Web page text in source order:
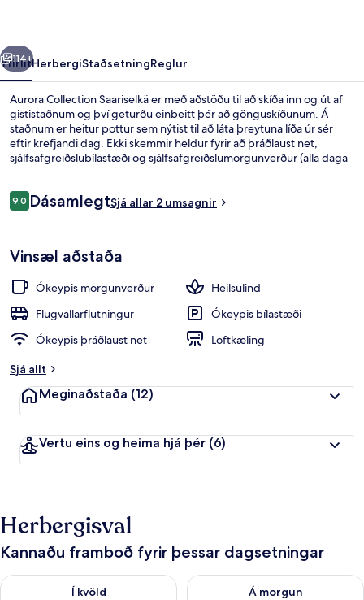
Næsta
114+
YfirlitHerbergiStaðsetningReglur
Aurora Collection Saariselkä er með aðstöðu til að skíða inn og út af
gististaðnum og því geturðu einbeitt þér að gönguskíðunum. Á
staðnum er heitur pottur sem nýtist til að láta þreytuna líða úr sér
eftir krefjandi dag. Ekki skemmir heldur fyrir að þráðlaust net,
sjálfsafgreiðslubílastæði og sjálfsafgreiðslumorgunverður (alla daga
boði.
Umsagnir
9,09,0 af 10
DásamlegtSjá allar 2 umsagnir
Vinsæl aðstaða
Ókeypis morgunverður
Heilsulind
Flugvallarflutningur
Ókeypis bílastæði
Ókeypis þráðlaust net
Loftkæling
Sjá allt
Meginaðstaða (12)
Vertu eins og heima hjá þér (6)
Herbergisval
Kannaðu framboð fyrir þessar dagsetningar
Í kvöld
Athuga framboð í kvöld ágú. 7 - ágú. 8
Á morgun
Athuga framboð á morgun